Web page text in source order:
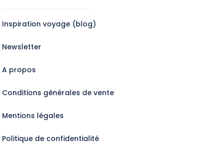
Inspiration voyage (blog)
Newsletter
A propos
Conditions générales de vente
Mentions légales
Politique de confidentialité